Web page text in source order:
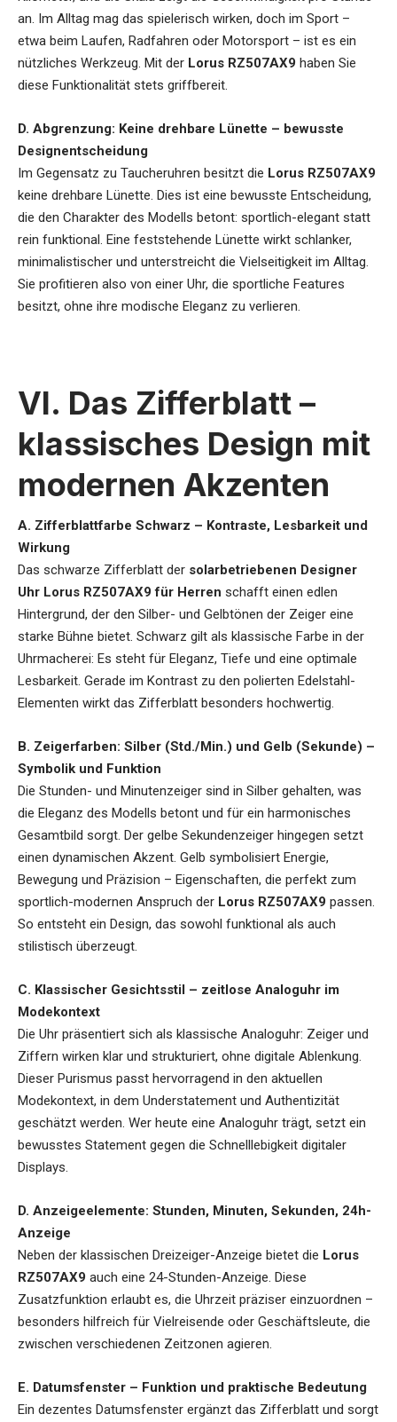
an. Im Alltag mag das spielerisch wirken, doch im Sport –
etwa beim Laufen, Radfahren oder Motorsport – ist es ein
nützliches Werkzeug. Mit der Lorus RZ507AX9 haben Sie
diese Funktionalität stets griffbereit.
D. Abgrenzung: Keine drehbare Lünette – bewusste
Designentscheidung
Im Gegensatz zu Taucheruhren besitzt die Lorus RZ507AX9
keine drehbare Lünette. Dies ist eine bewusste Entscheidung,
die den Charakter des Modells betont: sportlich-elegant statt
rein funktional. Eine feststehende Lünette wirkt schlanker,
minimalistischer und unterstreicht die Vielseitigkeit im Alltag.
Sie profitieren also von einer Uhr, die sportliche Features
besitzt, ohne ihre modische Eleganz zu verlieren.
VI. Das Zifferblatt –
klassisches Design mit
modernen Akzenten
A. Zifferblattfarbe Schwarz – Kontraste, Lesbarkeit und
Wirkung
Das schwarze Zifferblatt der solarbetriebenen Designer
Uhr Lorus RZ507AX9 für Herren schafft einen edlen
Hintergrund, der den Silber- und Gelbtönen der Zeiger eine
starke Bühne bietet. Schwarz gilt als klassische Farbe in der
Uhrmacherei: Es steht für Eleganz, Tiefe und eine optimale
Lesbarkeit. Gerade im Kontrast zu den polierten Edelstahl-
Elementen wirkt das Zifferblatt besonders hochwertig.
B. Zeigerfarben: Silber (Std./Min.) und Gelb (Sekunde) –
Symbolik und Funktion
Die Stunden- und Minutenzeiger sind in Silber gehalten, was
die Eleganz des Modells betont und für ein harmonisches
Gesamtbild sorgt. Der gelbe Sekundenzeiger hingegen setzt
einen dynamischen Akzent. Gelb symbolisiert Energie,
Bewegung und Präzision – Eigenschaften, die perfekt zum
sportlich-modernen Anspruch der Lorus RZ507AX9 passen.
So entsteht ein Design, das sowohl funktional als auch
stilistisch überzeugt.
C. Klassischer Gesichtsstil – zeitlose Analoguhr im
Modekontext
Die Uhr präsentiert sich als klassische Analoguhr: Zeiger und
Ziffern wirken klar und strukturiert, ohne digitale Ablenkung.
Dieser Purismus passt hervorragend in den aktuellen
Modekontext, in dem Understatement und Authentizität
geschätzt werden. Wer heute eine Analoguhr trägt, setzt ein
bewusstes Statement gegen die Schnelllebigkeit digitaler
Displays.
D. Anzeigeelemente: Stunden, Minuten, Sekunden, 24h-
Anzeige
Neben der klassischen Dreizeiger-Anzeige bietet die Lorus
RZ507AX9 auch eine 24-Stunden-Anzeige. Diese
Zusatzfunktion erlaubt es, die Uhrzeit präziser einzuordnen –
besonders hilfreich für Vielreisende oder Geschäftsleute, die
zwischen verschiedenen Zeitzonen agieren.
E. Datumsfenster – Funktion und praktische Bedeutung
Ein dezentes Datumsfenster ergänzt das Zifferblatt und sorgt